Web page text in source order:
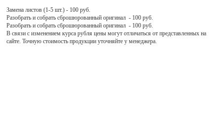
Замена листов (1-5 шт.) - 100 руб.
Разобрать и собрать сброшюрованный оригинал - 100 руб.
Разобрать и собрать сброшюрованный оригинал - 100 руб.
В связи с изменением курса рубля цены могут отличаться от представленных на
сайте. Точную стоимость продукции уточняйте у менеджера.